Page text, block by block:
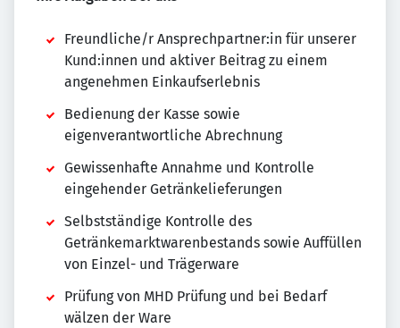
Freundliche/r Ansprechpartner:in für unserer
Kund:innen und aktiver Beitrag zu einem
angenehmen Einkaufserlebnis
Bedienung der Kasse sowie
eigenverantwortliche Abrechnung
Gewissenhafte Annahme und Kontrolle
eingehender Getränkelieferungen
Selbstständige Kontrolle des
Getränkemarktwarenbestands sowie Auffüllen
von Einzel- und Trägerware
Prüfung von MHD Prüfung und bei Bedarf
wälzen der Ware